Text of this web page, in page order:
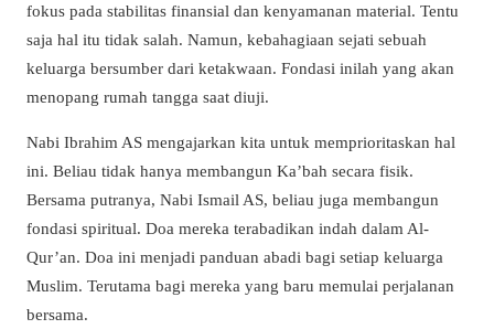
fokus pada stabilitas finansial dan kenyamanan material. Tentu
saja hal itu tidak salah. Namun, kebahagiaan sejati sebuah
keluarga bersumber dari ketakwaan. Fondasi inilah yang akan
menopang rumah tangga saat diuji.
Nabi Ibrahim AS mengajarkan kita untuk memprioritaskan hal
ini. Beliau tidak hanya membangun Ka’bah secara fisik.
Bersama putranya, Nabi Ismail AS, beliau juga membangun
fondasi spiritual. Doa mereka terabadikan indah dalam Al-
Qur’an. Doa ini menjadi panduan abadi bagi setiap keluarga
Muslim. Terutama bagi mereka yang baru memulai perjalanan
bersama.